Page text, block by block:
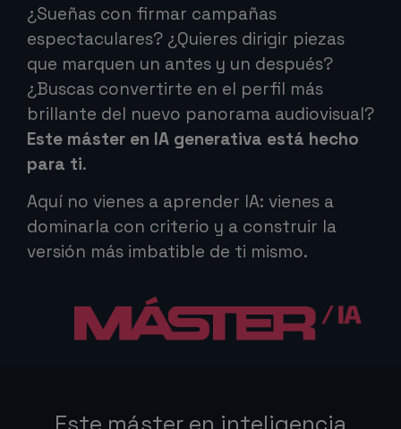
¿Sueñas con firmar campañas
espectaculares? ¿Quieres dirigir piezas
que marquen un antes y un después?
¿Buscas convertirte en el perfil más
brillante del nuevo panorama audiovisual?
Este máster en IA generativa está hecho
para ti.
Aquí no vienes a aprender IA: vienes a
dominarla con criterio y a construir la
versión más imbatible de ti mismo.